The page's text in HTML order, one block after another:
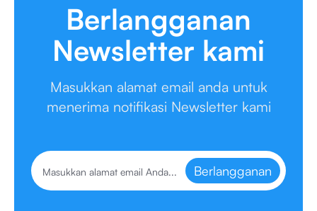
Berlangganan
Newsletter kami
Masukkan alamat email anda untuk
menerima notifikasi Newsletter kami
Berlangganan